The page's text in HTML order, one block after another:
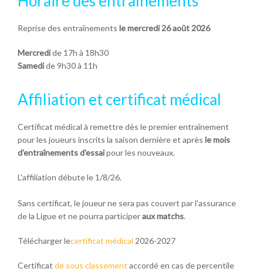
Reprise des entraînements le mercredi 26 août 2026
Mercredide 17h à 18h30
Samedide 9h30 à 11h
Affiliation et certificat médical
Certificat médical à remettre dès le premier entraînement
pour les joueurs inscrits la saison dernière et après le mois
d'entraînements d'essaipour les nouveaux.
L'affiliation débute le 1/8/26.
Sans certificat, le joueur ne sera pas couvert par l'assurance
de la Ligue et ne pourra participeraux matchs.
Télécharger lecertificat médical 2026-2027
Certificat de sous classement accordé en cas de percentile